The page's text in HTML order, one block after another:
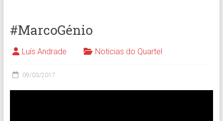
#MarcoGénio
Luís Andrade Noticias do Quartel
09/03/2017